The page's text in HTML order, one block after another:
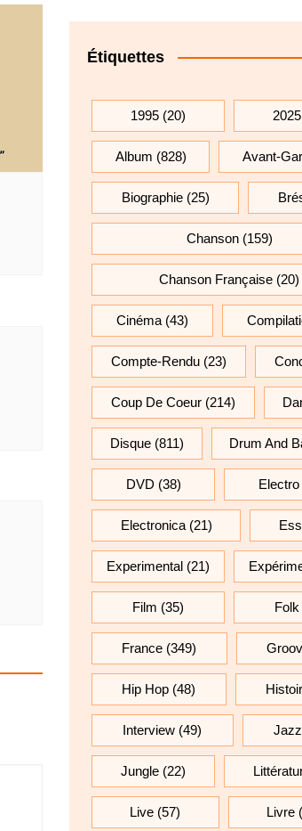
Étiquettes
1995 (20) 2025
Album (828) Avant-
Biographie(25)
Chanson(159)
Chanson Française (20)
Cinéma (43)
Compte-Rendu (23)
Coup De Coeur(214)
Disque(811) Drum And
DVD (38) Electro
Electronica(21)
Experimental (21)
Film (35) Folk
France (349)
Hip Hop (48)
Interview (49) Jazz
Jungle (22)
Live (57) Livre